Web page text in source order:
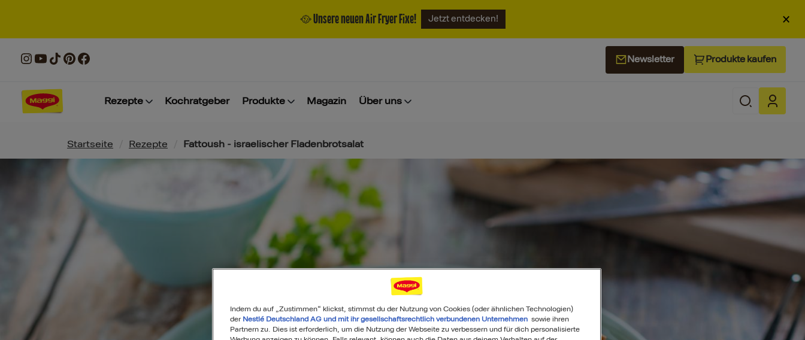
🥘 Unsere neuen Air Fryer Fixe! Jetzt entdecken! ×
Newsletter Produkte kaufen
Rezepte Kochratgeber Produkte Magazin Über uns
Pfadnavigation
Startseite Rezepte Fattoush - israelischer Fladenbrotsalat
Indem du auf „Zustimmen“ klickst, stimmst du der Nutzung von Cookies (oder ähnlichen Technologien)
der Nestlé Deutschland AG und mit ihr gesellschaftsrechtlich verbundenen Unternehmen sowie ihren
Partnern zu. Dies ist erforderlich, um die Nutzung der Webseite zu verbessern und für dich personalisierte